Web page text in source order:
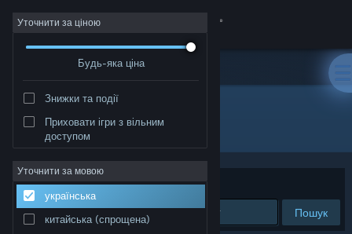
Увійти
Крамниця
Інформація
Підтримка
Уточнити за ціною
Будь-яка ціна
Знижки та події
Приховати ігри з вільним
доступом
Уточнити за мовою
українська
китайська (спрощена)
Розробник: La Suite Studio
Упорядкувати за доречністю
Пошук